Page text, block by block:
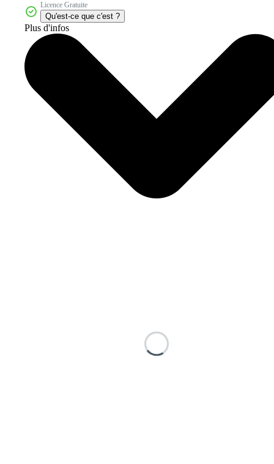
Licence Gratuite
Qu'est-ce que c'est ?
Plus d'infos